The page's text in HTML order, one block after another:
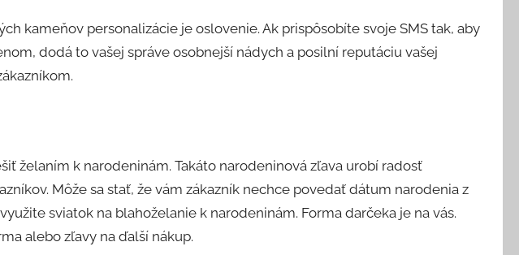
kameňov personalizácie je oslovenie. Ak prispôsobíte svoje SMS tak, aby
dodá to vašej správe osobnejší nádych a posilní reputáciu vašej
želaním k narodeninám. Takáto narodeninová zľava urobí radosť
Môže sa stať, že vám zákazník nechce povedať dátum narodenia z
sviatok na blahoželanie k narodeninám. Forma darčeka je na vás.
alebo zľavy na ďalší nákup.